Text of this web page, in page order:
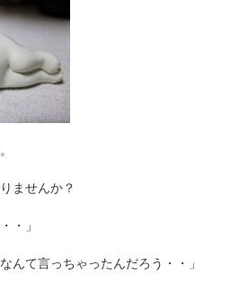
ませんか？
・」
んて言っちゃったんだろう・・」